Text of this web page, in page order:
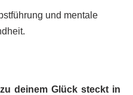
und mentale
deinem Glück steckt in